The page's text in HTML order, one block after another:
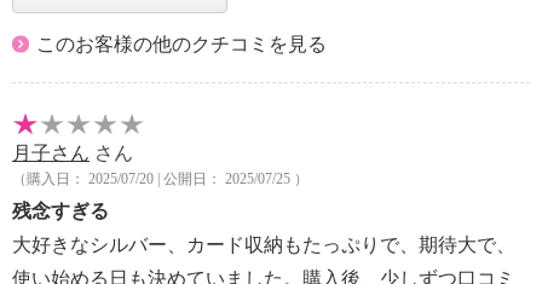
このお客様の他のクチコミを見る
月子さん さん
（購入日： 2025/07/20 | 公開日： 2025/07/25 ）
残念すぎる
大好きなシルバー、カード収納もたっぷりで、期待大で、
使い始める日も決めていました。購入後、少しずつ口コミ